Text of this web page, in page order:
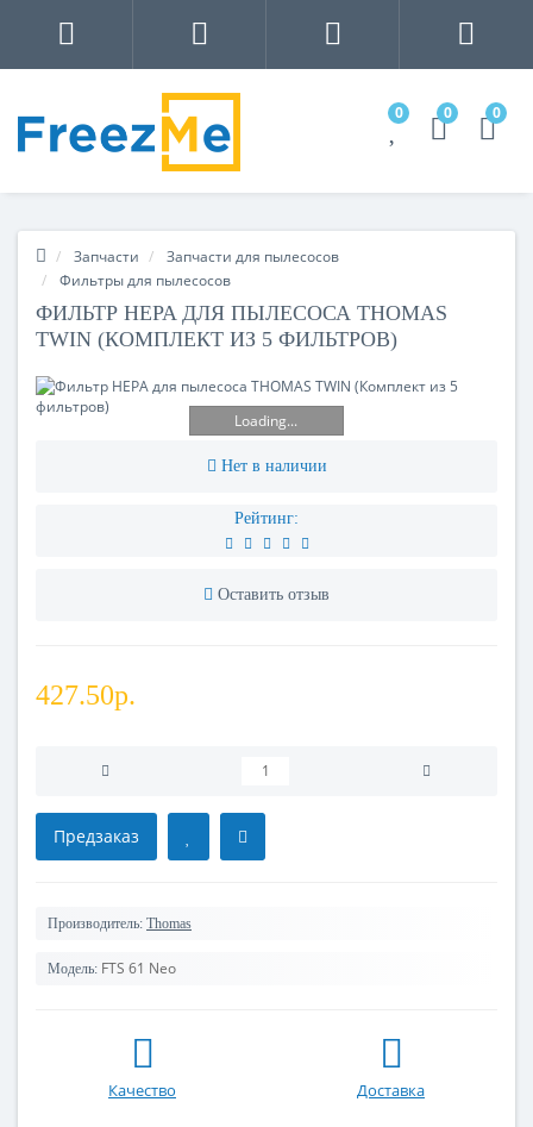
0 0 0
Запчасти
Запчасти для пылесосов
Фильтры для пылесосов
ФИЛЬТР HEPA ДЛЯ ПЫЛЕСОСА THOMAS
TWIN (КОМПЛЕКТ ИЗ 5 ФИЛЬТРОВ)
Loading...
Нет в наличии
Рейтинг:
Оставить отзыв
427.50р.
Предзаказ
Производитель: Thomas
Модель: FTS 61 Neo
Качество Доставка